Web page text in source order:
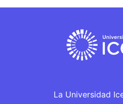
La Universidad